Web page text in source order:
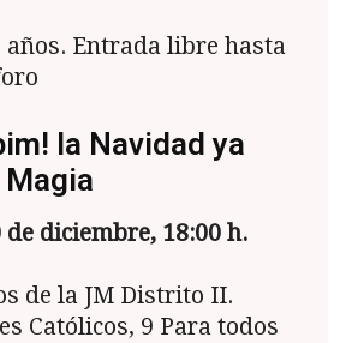
Entrada libre hasta
la Navidad ya
de diciembre, 18:00 h.
de la JM Distrito II.
Católicos, 9 Para todos